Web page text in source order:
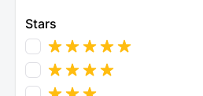
Stars